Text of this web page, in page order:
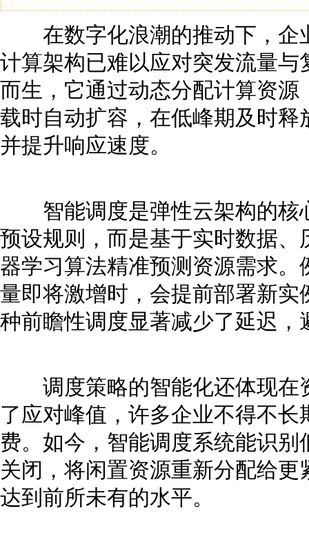
在数字化浪潮的推动下，企
计算架构已难以应对突发流量
而生，它通过动态分配计算资
载时自动扩容，在低峰期及时
并提升响应速度。
智能调度是弹性云架构的核
预设规则，而是基于实时数据
器学习算法精准预测资源需求
量即将激增时，会提前部署新
种前瞻性调度显著减少了延迟，
调度策略的智能化还体现在
了应对峰值，许多企业不得不
费。如今，智能调度系统能识
关闭，将闲置资源重新分配给
达到前所未有的水平。